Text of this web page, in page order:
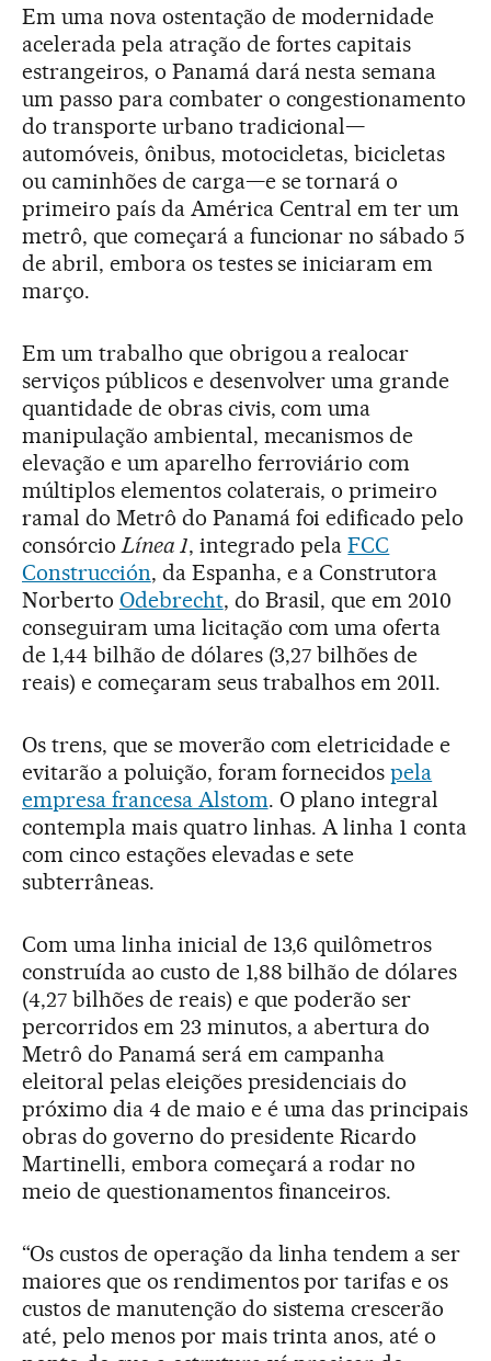
Em uma nova ostentação de modernidade
acelerada pela atração de fortes capitais
estrangeiros, o Panamá dará nesta semana
um passo para combater o congestionamento
do transporte urbano tradicional—
automóveis, ônibus, motocicletas, bicicletas
ou caminhões de carga—e se tornará o
primeiro país da América Central em ter um
metrô, que começará a funcionar no sábado 5
de abril, embora os testes se iniciaram em
março.
Em um trabalho que obrigou a realocar
serviços públicos e desenvolver uma grande
quantidade de obras civis, com uma
manipulação ambiental, mecanismos de
elevação e um aparelho ferroviário com
múltiplos elementos colaterais, o primeiro
ramal do Metrô do Panamá foi edificado pelo
consórcio Línea 1, integrado pelaFCC
Construcción, da Espanha, e a Construtora
Norberto Odebrecht, do Brasil, que em 2010
conseguiram uma licitação com uma oferta
de 1,44 bilhão de dólares (3,27 bilhões de
reais) e começaram seus trabalhos em 2011.
Os trens, que se moverão com eletricidade e
evitarão a poluição, foram fornecidospela
empresa francesa Alstom. O plano integral
contempla mais quatro linhas. A linha 1 conta
com cinco estações elevadas e sete
subterrâneas.
Com uma linha inicial de 13,6 quilômetros
construída ao custo de 1,88 bilhão de dólares
(4,27 bilhões de reais) e que poderão ser
percorridos em 23 minutos, a abertura do
Metrô do Panamá será em campanha
eleitoral pelas eleições presidenciais do
próximo dia 4 de maio e é uma das principais
obras do governo do presidente Ricardo
Martinelli, embora começará a rodar no
meio de questionamentos financeiros.
“Os custos de operação da linha tendem a ser
maiores que os rendimentos por tarifas e os
custos de manutenção do sistema crescerão
até, pelo menos por mais trinta anos, até o